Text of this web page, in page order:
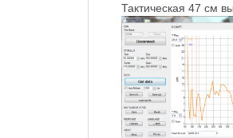
Тактическая 47 см